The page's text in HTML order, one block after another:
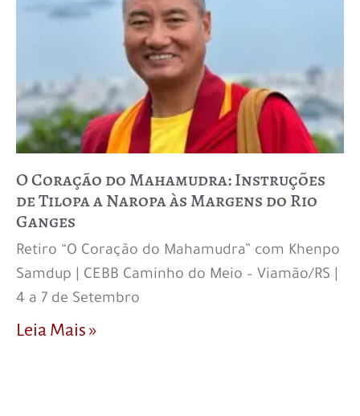
O Coração do Mahamudra: Instruções
de Tilopa a Naropa às Margens do Rio
Ganges
Retiro “O Coração do Mahamudra” com Khenpo
Samdup | CEBB Caminho do Meio – Viamão/RS |
4 a 7 de Setembro
Leia Mais »